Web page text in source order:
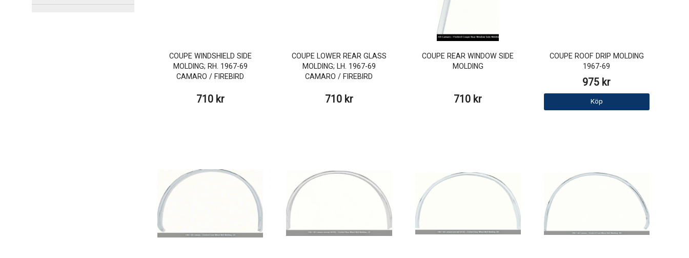
COUPE WINDSHIELD SIDE
MOLDING; RH. 1967-69
CAMARO / FIREBIRD
710 kr
COUPE LOWER REAR GLASS
MOLDING; LH. 1967-69
CAMARO / FIREBIRD
710 kr
COUPE REAR WINDOW SIDE
MOLDING
710 kr
COUPE ROOF DRIP MOLDING
1967-69
975 kr
Köp